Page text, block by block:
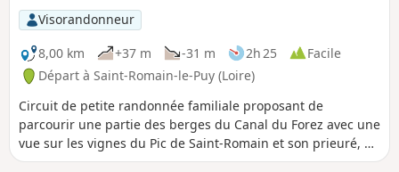
Visorandonneur
8,00 km
+37 m -31 m 2h 25
Facile
Départ à Saint-Romain-le-Puy (Loire)
Circuit de petite randonnée familiale proposant de
parcourir une partie des berges du Canal du Forez avec une
vue sur les vignes du Pic de Saint-Romain et son prieuré, et
pour finir une traversée du centre du village.